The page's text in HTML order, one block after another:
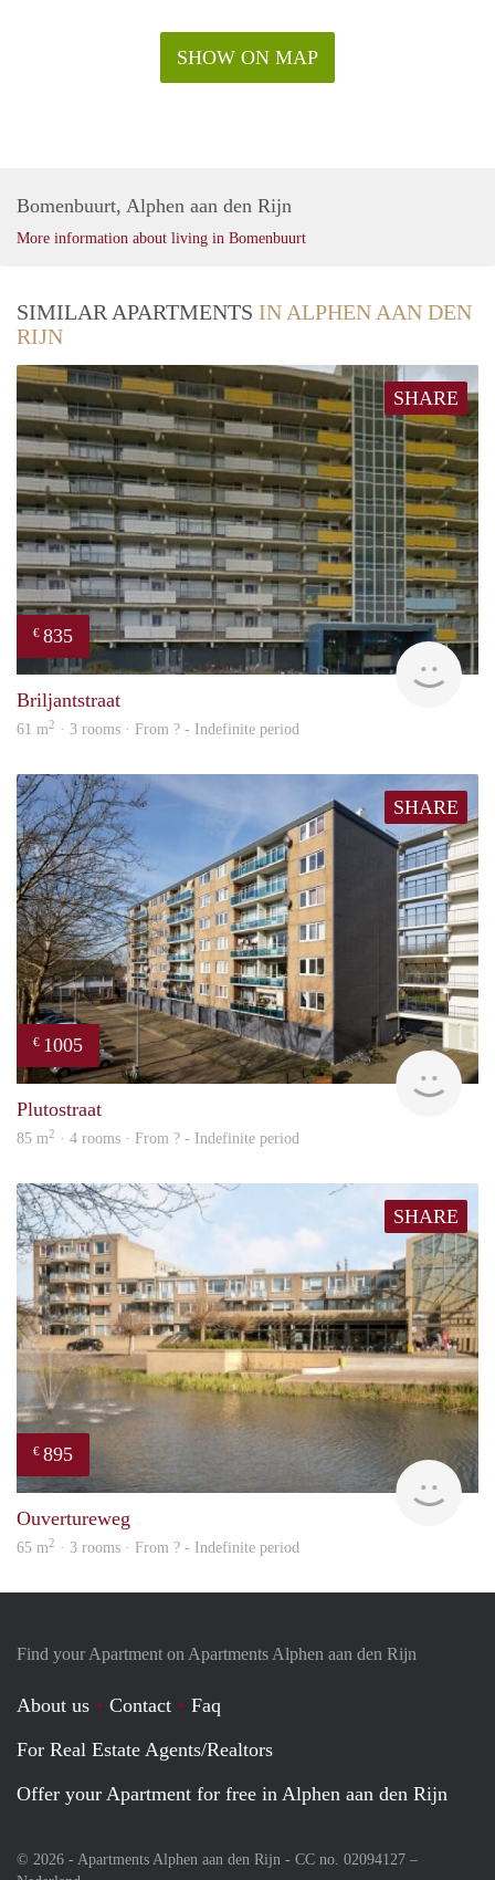
SHOW ON MAP
Bomenbuurt, Alphen aan den Rijn
More information about living in Bomenbuurt
SIMILAR APARTMENTS IN ALPHEN AAN DEN
RIJN
SHARE
€ 835
rent
Briljantstraat
61 m2 · 3 rooms · From ? - Indefinite period
SHARE
€ 1005
Plutostraat
85 m2 · 4 rooms · From ? - Indefinite period
SHARE
€ 895
Ouvertureweg
65 m2 · 3 rooms · From ? - Indefinite period
Find your Apartment on Apartments Alphen aan den Rijn
About us Contact
Faq
For Real Estate Agents/Realtors
Offer your Apartment for free in Alphen aan den Rijn
© 2026 - Apartments Alphen aan den Rijn - CC no. 02094127 –